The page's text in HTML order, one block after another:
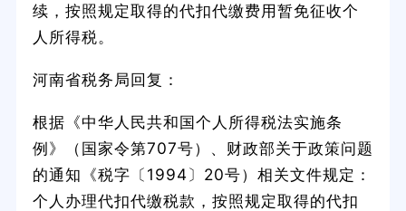
续，按照规定取得的代扣代缴费用暂免征收个
人所得税。
河南省税务局回复：
根据《中华人民共和国个人所得税法实施条
例》（国家令第707号）、财政部关于政策问题
的通知《税字〔1994〕20号）相关文件规定：
个人办理代扣代缴税款，按照规定取得的代扣